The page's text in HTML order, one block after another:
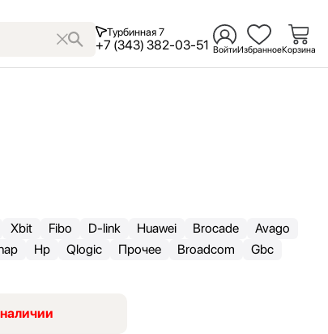
Турбинная 7
+7 (343) 382-03-51 ВойтиИзбранноеКорзина
Xbit Fibo D-link Huawei Brocade
Avago
Hp Qlogic Прочее Broadcom
Gbc